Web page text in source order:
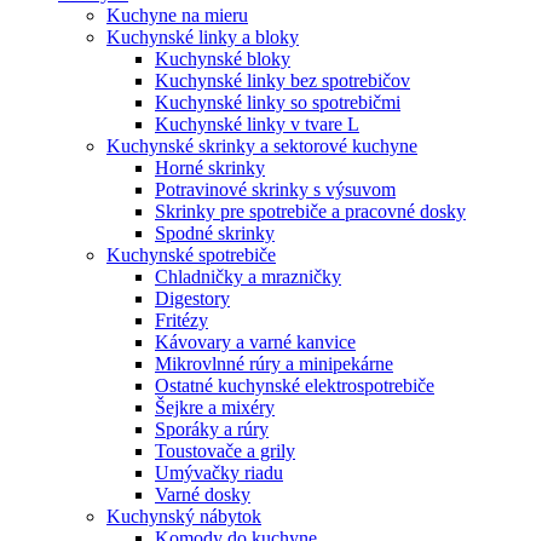
Kuchyne na mieru
Kuchynské linky a bloky
Kuchynské bloky
Kuchynské linky bez spotrebičov
Kuchynské linky so spotrebičmi
Kuchynské linky v tvare L
Kuchynské skrinky a sektorové kuchyne
Horné skrinky
Potravinové skrinky s výsuvom
Skrinky pre spotrebiče a pracovné dosky
Spodné skrinky
Kuchynské spotrebiče
Chladničky a mrazničky
Digestory
Fritézy
Kávovary a varné kanvice
Mikrovlnné rúry a minipekárne
Ostatné kuchynské elektrospotrebiče
Šejkre a mixéry
Sporáky a rúry
Toustovače a grily
Umývačky riadu
Varné dosky
Kuchynský nábytok